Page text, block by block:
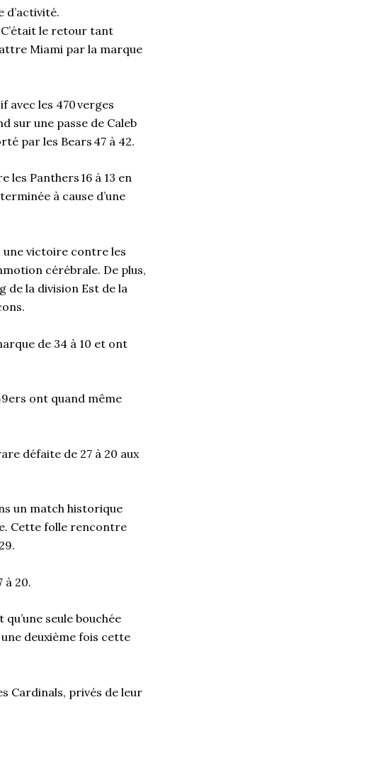
d’activité.
le retour tant
Miami par la marque
avec les 470 verges
sur une passe de Caleb
par les Bears 47 à 42.
les Panthers 16 à 13 en
à cause d’une
une victoire contre les
cérébrale. De plus,
la division Est de la
de 34 à 10 et ont
ont quand même
défaite de 27 à 20 aux
un match historique
Cette folle rencontre
à 20.
seule bouchée
deuxième fois cette
Cardinals, privés de leur